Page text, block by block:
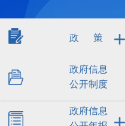
政 策
政府信息
公开制度
政府信息